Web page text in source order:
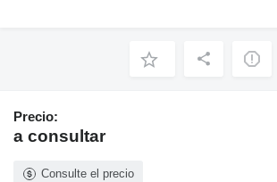
Precio:
a consultar
Consulte el precio